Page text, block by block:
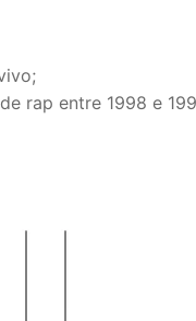
rap entre 1998 e